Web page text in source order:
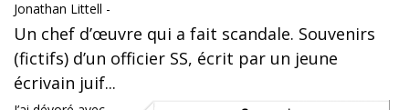
Jonathan Littell -
Un chef d’œuvre qui a fait scandale. Souvenirs
(fictifs) d’un officier SS, écrit par un jeune
écrivain juif...